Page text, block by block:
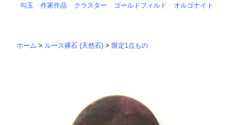
勾玉 作家作品 クラスター ゴールドフィルド オルゴナイト
ホーム > ルース裸石 (天然石) > 限定1点もの